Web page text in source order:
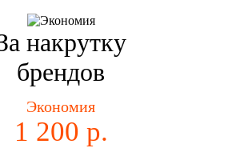
накрутку
брендов
Экономия
1 200 р.